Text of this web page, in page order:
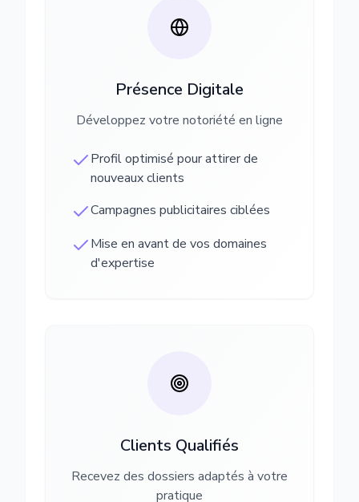
Présence Digitale
Développez votre notoriété en ligne
Profil optimisé pour attirer de
nouveaux clients
Campagnes publicitaires ciblées
Mise en avant de vos domaines
d'expertise
Clients Qualifiés
Recevez des dossiers adaptés à votre
pratique